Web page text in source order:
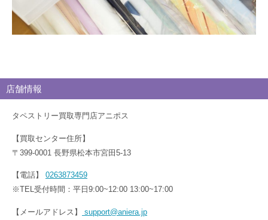
店舗情報
タペストリー買取専門店アニポス
【買取センター住所】
〒399-0001 長野県松本市宮田5-13
【電話】 0263873459
※TEL受付時間：平日9:00~12:00 13:00~17:00
【メールアドレス】 support@aniera.jp